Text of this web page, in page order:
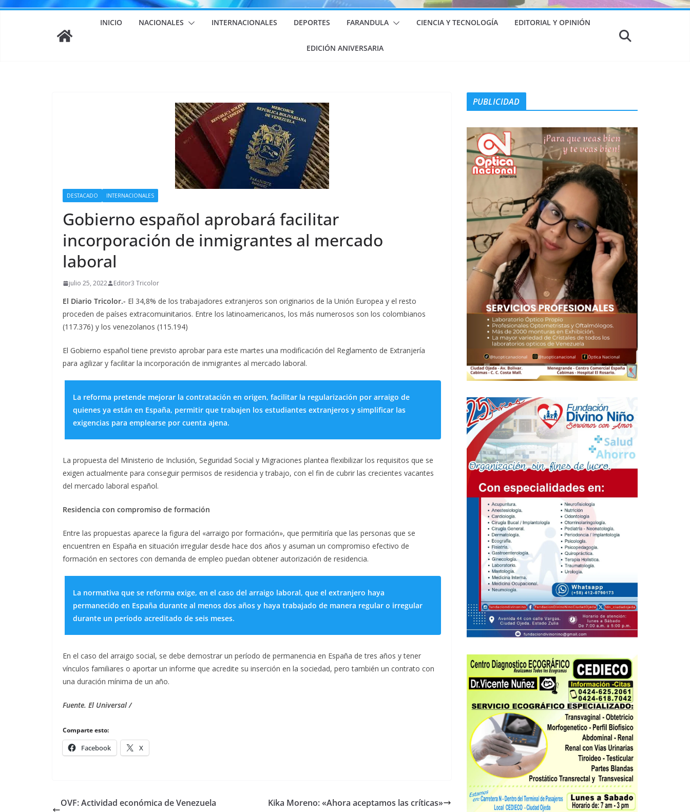
INICIO NACIONALES INTERNACIONALES DEPORTES FARANDULA CIENCIA Y TECNOLOGÍA EDITORIAL Y OPINIÓN
EDICIÓN ANIVERSARIA
DESTACADO INTERNACIONALES
Gobierno español aprobará facilitar
incorporación de inmigrantes al mercado
laboral
julio 25, 2022 Editor3 Tricolor
El Diario Tricolor.- El 34,8% de los trabajadores extranjeros son originarios de la Unión Europea y el resto
proceden de países extracomuinitarios. Entre los latinoamericanos, los más numerosos son los colombianos
(117.376) y los venezolanos (115.194)
El Gobierno español tiene previsto aprobar para este martes una modificación del Reglamento de Extranjería
para agilizar y facilitar la incorporación de inmigrantes al mercado laboral.
La reforma pretende mejorar la contratación en origen, facilitar la regularización por arraigo de
quienes ya están en España, permitir que trabajen los estudiantes extranjeros y simplificar las
exigencias para emplearse por cuenta ajena.
La propuesta del Ministerio de Inclusión, Seguridad Social y Migraciones plantea flexibilizar los requisitos que se
exigen actualmente para conseguir permisos de residencia y trabajo, con el fin de cubrir las crecientes vacantes
del mercado laboral español.
Residencia con compromiso de formación
Entre las propuestas aparece la figura del «arraigo por formación», que permitiría que las personas que se
encuentren en España en situación irregular desde hace dos años y asuman un compromiso efectivo de
formación en sectores con demanda de empleo puedan obtener autorización de residencia.
La normativa que se reforma exige, en el caso del arraigo laboral, que el extranjero haya
permanecido en España durante al menos dos años y haya trabajado de manera regular o irregular
durante un período acreditado de seis meses.
En el caso del arraigo social, se debe demostrar un período de permanencia en España de tres años y tener
vínculos familiares o aportar un informe que acredite su inserción en la sociedad, pero también un contrato con
una duración mínima de un año.
Fuente. El Universal /
Comparte esto:
Facebook X
OVF: Actividad económica de Venezuela
Kika Moreno: «Ahora aceptamos las críticas»
PUBLICIDAD